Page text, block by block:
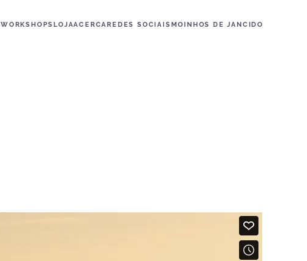
WORKSHOPSLOJAACERCAREDES SOCIAISMOINHOS DE JANCIDO